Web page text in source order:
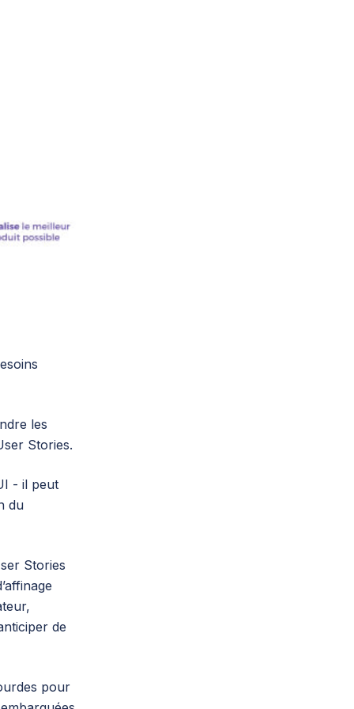
les
Stories.
- il peut
du
Stories
de
pour